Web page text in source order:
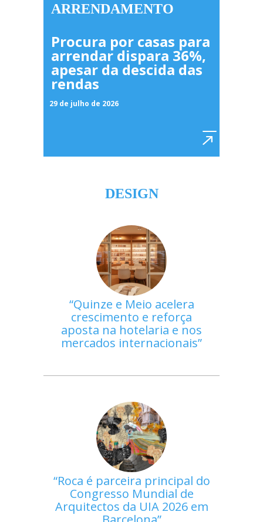
ARRENDAMENTO
Procura por casas para
arrendar dispara 36%,
apesar da descida das
rendas
29 de julho de 2026
DESIGN
Quinze e Meio acelera
crescimento e reforça
aposta na hotelaria e nos
mercados internacionais
Roca é parceira principal do
Congresso Mundial de
Arquitectos da UIA 2026 em